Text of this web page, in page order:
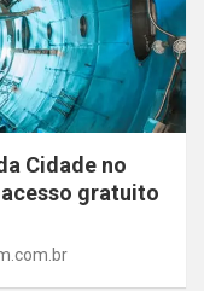
Cidade no
gratuito